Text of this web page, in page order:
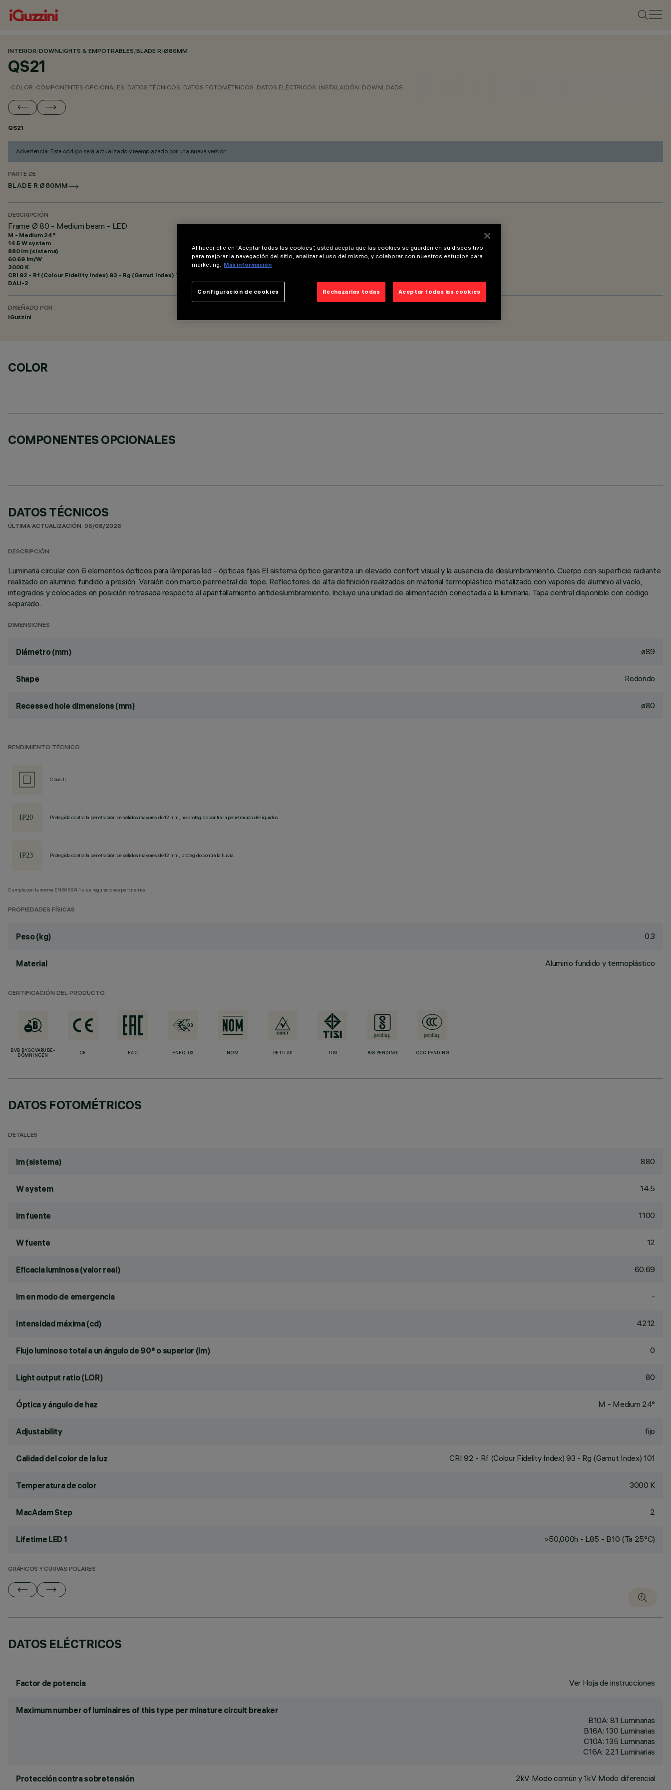
INTERIOR/DOWNLIGHTS & EMPOTRABLES/BLADE R/Ø80MM
QS21
COLOR COMPONENTES OPCIONALES DATOS TÉCNICOS DATOS FOTOMÉTRICOS DATOS ELÉCTRICOS INSTALACIÓN DOWNLOADS
QS21
Advertencia: Este código será actualizado y reemplazado por una nueva versión.
PARTE DE
BLADE R Ø80MM
DESCRIPCIÓN
Frame Ø 80 - Medium beam - LED
M - Medium 24°
14.5 W system
880 lm (sistema)
60.69 lm/W
3000 K
CRI 92 - Rf (Colour Fidelity Index) 93 - Rg (Gamut Index) 101
DALI-2
DISEÑADO POR
iGuzzini
COLOR
COMPONENTES OPCIONALES
DATOS TÉCNICOS
ÚLTIMA ACTUALIZACIÓN: 06/08/2026
DESCRIPCIÓN
Luminaria circular con 6 elementos ópticos para lámparas led - ópticas fijas El sistema óptico garantiza un elevado confort visual y la ausencia de deslumbramiento. Cuerpo con superficie radiante
realizado en aluminio fundido a presión. Versión con marco perimetral de tope. Reflectores de alta definición realizados en material termoplástico metalizado con vapores de aluminio al vacío,
integrados y colocados en posición retrasada respecto al apantallamiento antideslumbramiento. Incluye una unidad de alimentación conectada a la luminaria. Tapa central disponible con código
separado.
DIMENSIONES
Diámetro (mm) ø89
Shape Redondo
Recessed hole dimensions (mm) ø80
RENDIMIENTO TÉCNICO
Class II
Protegido contra la penetración de sólidos mayores de 12 mm, no protegido contra la penetración de líquidos.
Protegido contra la penetración de sólidos mayores de 12 mm, protegido contra la lluvia.
Cumple con la norma EN60598-1 y las regulaciones pertinentes.
PROPIEDADES FÍSICAS
Peso (kg) 0.3
Material Aluminio fundido y termoplástico
CERTIFICACIÓN DEL PRODUCTO
BVB BYGGVARUBE-
DÖMNINGEN
CE EAC ENEC-03 NOM RETILAP TISI BIS PENDING CCC PENDING
DATOS FOTOMÉTRICOS
DETALLES
lm (sistema) 880
W system 14.5
lm fuente 1100
W fuente 12
Eficacia luminosa (valor real) 60.69
lm en modo de emergencia -
Intensidad máxima (cd) 4212
Flujo luminoso total a un ángulo de 90° o superior (lm) 0
Light output ratio (LOR) 80
Óptica y ángulo de haz M - Medium 24°
Adjustability fijo
Calidad del color de la luz CRI92 - Rf (Colour Fidelity Index) 93 - Rg (Gamut Index) 101
Temperatura de color 3000 K
MacAdam Step 2
Lifetime LED 1 >50,000h - L85 - B10 (Ta 25°C)
GRÁFICOS Y CURVAS POLARES
DATOS ELÉCTRICOS
Factor de potencia Ver Hoja de instrucciones
Maximum number of luminaires of this type per minature circuit breaker
B10A: 81 Luminarias
B16A: 130 Luminarias
C10A: 135 Luminarias
C16A: 221 Luminarias
Protección contra sobretensión 2kV Modo común y 1kV Modo diferencial
Al hacer clic en “Aceptar todas las cookies”, usted acepta que las cookies se guarden en su dispositivo
para mejorar la navegación del sitio, analizar el uso del mismo, y colaborar con nuestros estudios para
marketing. Más información
Rechazarlas todas Aceptar todas las cookies
Configuración de cookies